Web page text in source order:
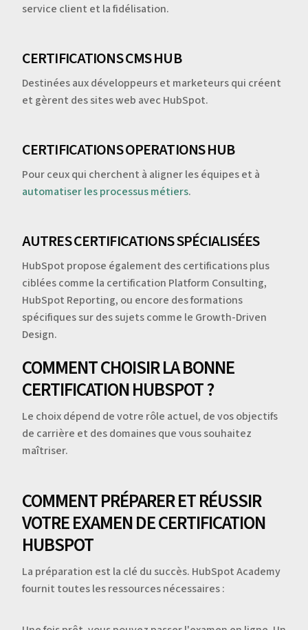
service client et la fidélisation.
CERTIFICATIONS CMS HUB
Destinées aux développeurs et marketeurs qui créent
et gèrent des sites web avec HubSpot.
CERTIFICATIONS OPERATIONS HUB
Pour ceux qui cherchent à aligner les équipes et à
automatiser les processus métiers.
AUTRES CERTIFICATIONS SPÉCIALISÉES
HubSpot propose également des certifications plus
ciblées comme la certification Platform Consulting,
HubSpot Reporting, ou encore des formations
spécifiques sur des sujets comme le Growth-Driven
Design.
COMMENT CHOISIR LA BONNE
CERTIFICATION HUBSPOT ?
Le choix dépend de votre rôle actuel, de vos objectifs
de carrière et des domaines que vous souhaitez
maîtriser.
COMMENT PRÉPARER ET RÉUSSIR
VOTRE EXAMEN DE CERTIFICATION
HUBSPOT
La préparation est la clé du succès. HubSpot Academy
fournit toutes les ressources nécessaires :